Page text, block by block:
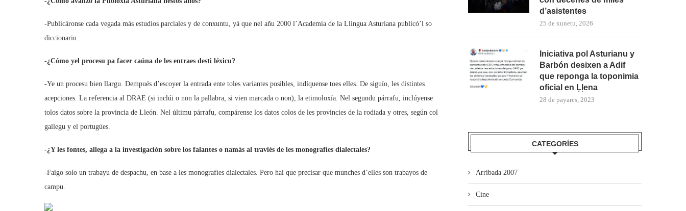
-Publicáronse cada vegada más estudios parciales y de conxuntu, yá que nel añu 2000 l’Academia de la Llingua Asturiana publicó’l so
diccionariu.
-¿Cómo yel procesu pa facer caúna de les entraes desti léxicu?
-Ye un procesu bien llargu. Dempués d’escoyer la entrada ente toles variantes posibles, indíquense toes elles. De siguío, les distintes
acepciones. La referencia al DRAE (si inclúi o non la pallabra, si vien marcada o non), la etimoloxía. Nel segundu párrafu, inclúyense
tolos datos sobre la provincia de Lleón. Nel últimu párrafu, compárense los datos colos de les provincies de la rodiada y otres, según col
gallegu y el portugúes.
-¿Y les fontes, allega a la investigación sobre los falantes o namás al traviés de les monografíes dialectales?
-Faigo solo un trabayu de despachu, en base a les monografíes dialectales. Pero hai que precisar que munches d’elles son trabayos de
campu.
d’asistentes
25 de xunetu, 2026
Iniciativa pol Asturianu y
Barbón desixen a Adif
que reponga la toponimia
oficial en Ḷḷena
28 de payares, 2023
CATEGORÍES
Arribada 2007
Cine